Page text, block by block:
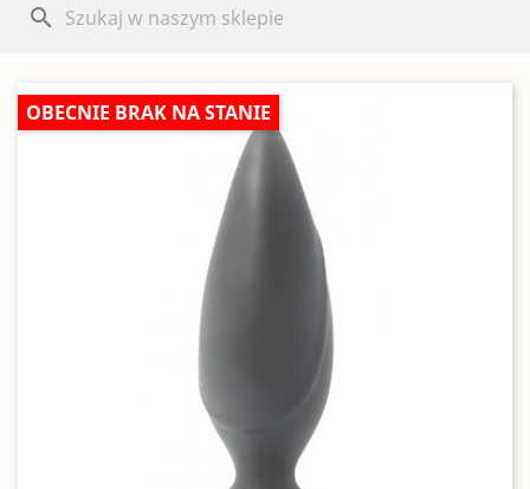
search
OBECNIE BRAK NA STANIE